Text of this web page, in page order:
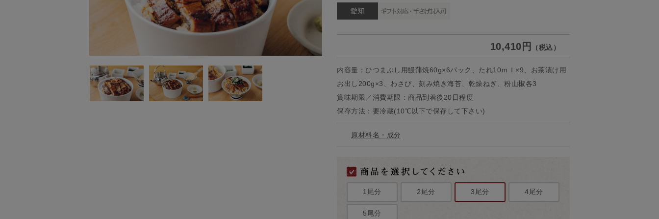
10,410円 （税込）
内容量：ひつまぶし用鰻蒲焼60g×6パック、たれ10ｍｌ×9、お茶漬け用
お出し200g×3、わさび、刻み焼き海苔、乾燥ねぎ、粉山椒各3
賞味期限／消費期限：商品到着後20日程度
保存方法：要冷蔵(10℃以下で保存して下さい)
原材料名・成分
1尾分 2尾分 3尾分 4尾分
5尾分